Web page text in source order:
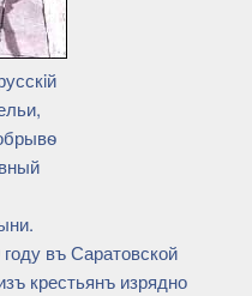
въ Саратовской
крестьянъ изрядно